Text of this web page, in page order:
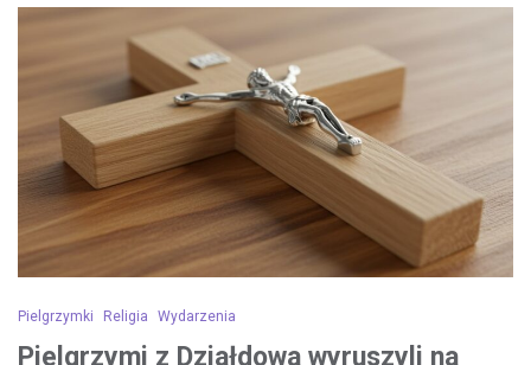
Pielgrzymki Religia Wydarzenia
Pielgrzymi z Działdowa wyruszyli na